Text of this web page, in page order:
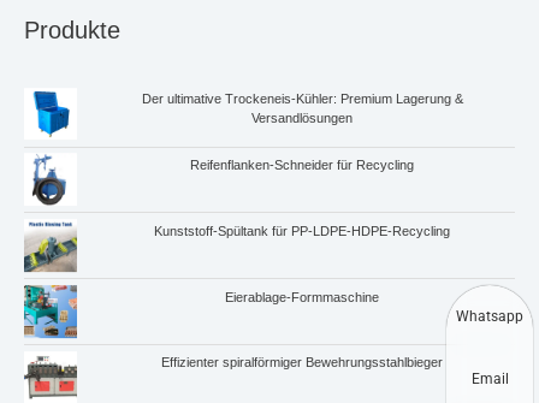
Produkte
Der ultimative Trockeneis-Kühler: Premium Lagerung &
Versandlösungen
Reifenflanken-Schneider für Recycling
Kunststoff-Spültank für PP-LDPE-HDPE-Recycling
Eierablage-Formmaschine
Effizienter spiralförmiger Bewehrungsstahlbieger
Whatsapp
Email